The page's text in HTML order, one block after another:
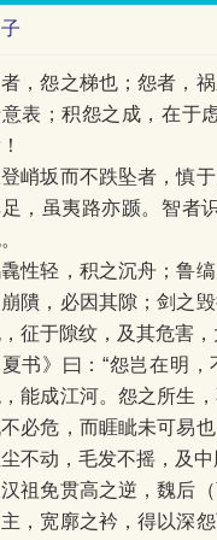
，怨之梯也；怨者，
表；积怨之成，在于
峭坂而不跌坠者，慎
，虽夷路亦踬。智者
性轻，积之沉舟；鲁
隤，必因其隙；剑之
征于隙纹，及其危害
书》曰：“怨岂在明
能成江河。怨之所生
必危，而睚眦未可易
不动，毛发不摇，及
祖免贯高之逆，魏后
，宽廓之衿，得以深